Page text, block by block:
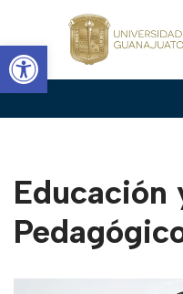
Abrir barra de herramientas
Saltar
al
contenido
Educación